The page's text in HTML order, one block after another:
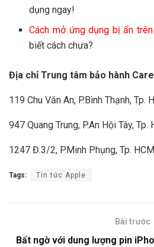
dụng ngay!
Cách mở ứng dụng bị ẩn
biết cách chưa?
Địa chỉ Trung tâm bảo hành
119 Chu Văn An, P.Bình Thạnh, Tp.
947 Quang Trung, P.An Hội Tây, Tp.
1247 Đ.3/2, P.Minh Phụng, Tp. HCM
Tags: Tin tức Apple
Bài trước
Bất ngờ với dung lượng pin